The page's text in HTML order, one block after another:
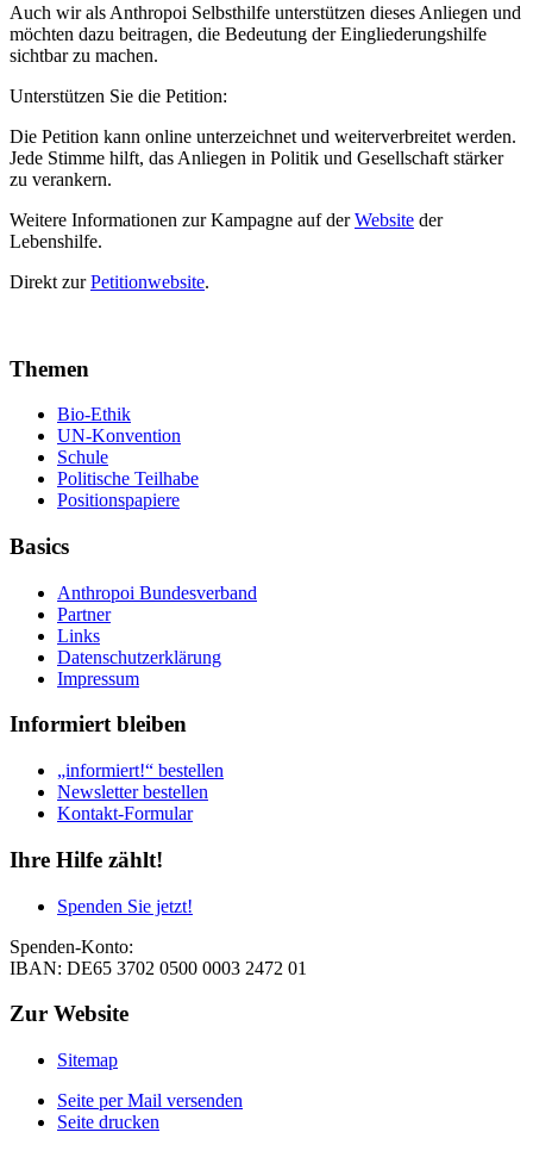
Auch wir als Anthropoi Selbsthilfe unterstützen dieses Anliegen und
möchten dazu beitragen, die Bedeutung der Eingliederungshilfe
sichtbar zu machen.
Unterstützen Sie die Petition:
Die Petition kann online unterzeichnet und weiterverbreitet werden.
Jede Stimme hilft, das Anliegen in Politik und Gesellschaft stärker
zu verankern.
Weitere Informationen zur Kampagne auf derWebsite der
Lebenshilfe.
Direkt zurPetitionwebsite.
Themen
Bio-Ethik
UN-Konvention
Schule
Politische Teilhabe
Positionspapiere
Basics
Anthropoi Bundesverband
Partner
Links
Datenschutzerklärung
Impressum
Informiert bleiben
„informiert!“ bestellen
Newsletter bestellen
Kontakt-Formular
Ihre Hilfe zählt!
Spenden Sie jetzt!
Spenden-Konto:
IBAN: DE65 3702 0500 0003 2472 01
Zur Website
Sitemap
Seite per Mail versenden
Seite drucken